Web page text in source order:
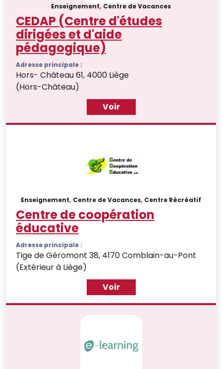
Enseignement, Centre de Vacances
CEDAP (Centre d'études
dirigées et d'aide
pédagogique)
Adresse principale :
Hors- Château 61, 4000 Liège
(Hors-Château)
Voir
Enseignement, Centre de Vacances, Centre Récréatif
Centre de coopération
éducative
Adresse principale :
Tige de Géromont 38, 4170 Comblain-au-Pont
(Extérieur à Liège)
Voir